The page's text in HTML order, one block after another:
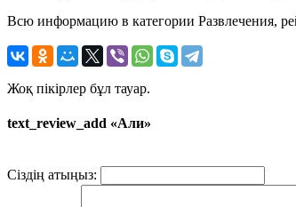
Всю информацию в категории Развлечения,
Жоқ пікірлер бұл тауар.
text_review_add «Али»
Сіздің атыңыз: